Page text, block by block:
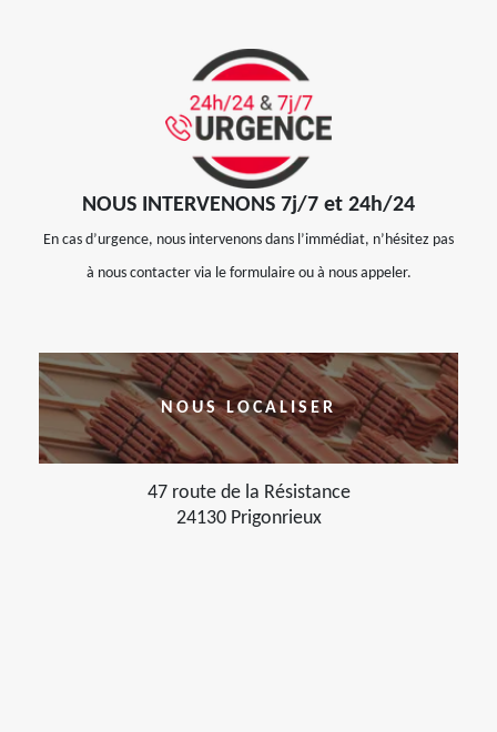
NOUS INTERVENONS 7j/7 et 24h/24
En cas d’urgence, nous intervenons dans l’immédiat, n’hésitez pas
à nous contacter via le formulaire ou à nous appeler.
NOUS LOCALISER
47 route de la Résistance
24130 Prigonrieux